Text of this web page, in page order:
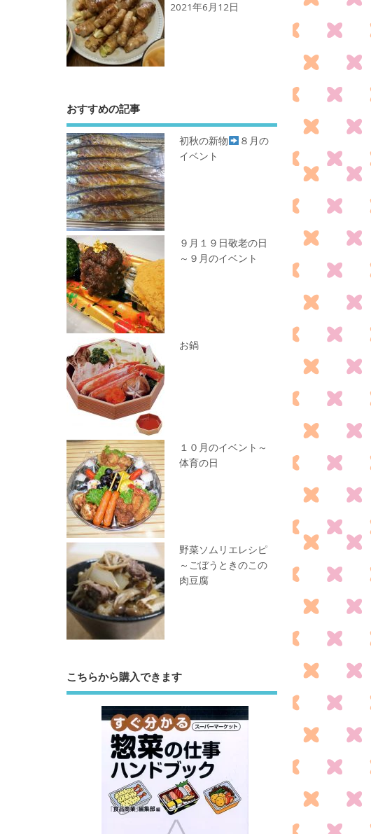
2021年6月12日
おすすめの記事
初秋の新物
８月の
イベント
９月１９日敬老の日
～９月のイベント
お鍋
１０月のイベント～
体育の日
野菜ソムリエレシピ
～ごぼうときのこの
肉豆腐
こちらから購入できます